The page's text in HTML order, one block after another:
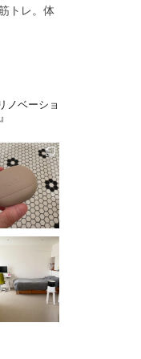
トレ。体
ノベーショ